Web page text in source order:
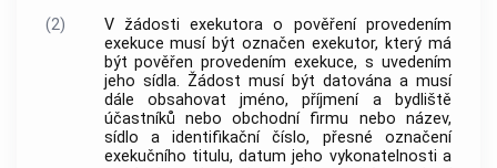
(2)
V žádosti exekutora o pověření provedením
exekuce musí být označen exekutor, který má
být pověřen provedením exekuce, s uvedením
jeho sídla. Žádost musí být datována a musí
dále obsahovat jméno, příjmení a bydliště
účastníků nebo obchodní firmu nebo název,
sídlo a identifikační číslo, přesné označení
exekučního titulu, datum jeho vykonatelnosti a